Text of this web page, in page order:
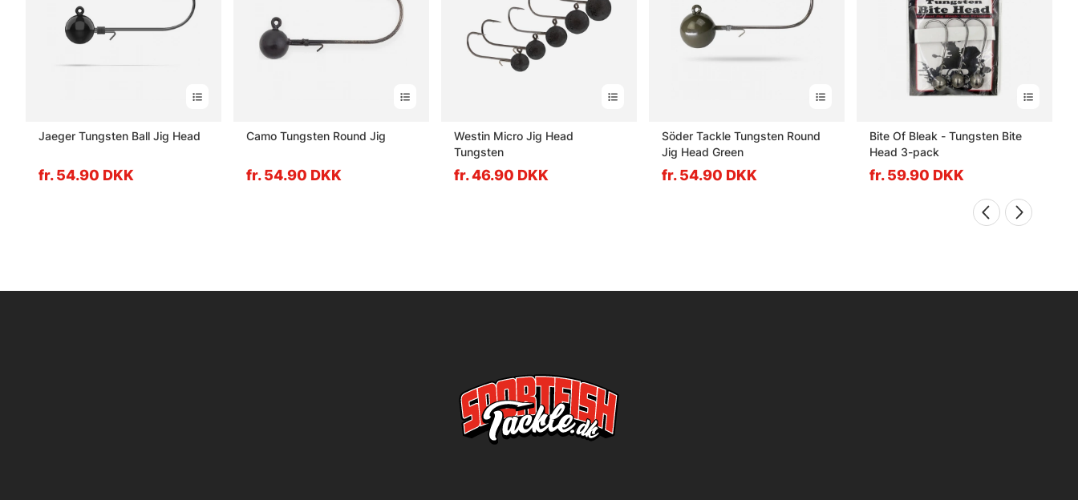
Jaeger Tungsten Ball Jig Head
fr. 54.90 DKK
Camo Tungsten Round Jig
fr. 54.90 DKK
Westin Micro Jig Head
Tungsten
fr. 46.90 DKK
Söder Tackle Tungsten Round
Jig Head Green
fr. 54.90 DKK
Bite Of Bleak - Tungsten Bite
Head 3-pack
fr. 59.90 DKK